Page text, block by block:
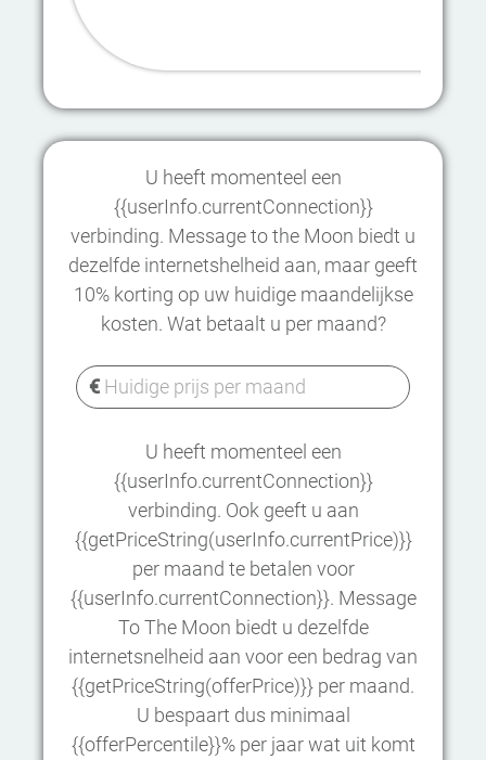
U heeft momenteel een
{{userInfo.currentConnection}}
verbinding. Message to the Moon biedt u
dezelfde internetshelheid aan, maar geeft
10% korting op uw huidige maandelijkse
kosten. Wat betaalt u per maand?
U heeft momenteel een
{{userInfo.currentConnection}}
verbinding. Ook geeft u aan
{{getPriceString(userInfo.currentPrice)}}
per maand te betalen voor
{{userInfo.currentConnection}}. Message
To The Moon biedt u dezelfde
internetsnelheid aan voor een bedrag van
{{getPriceString(offerPrice)}} per maand.
U bespaart dus minimaal
{{offerPercentile}}% per jaar wat uit komt